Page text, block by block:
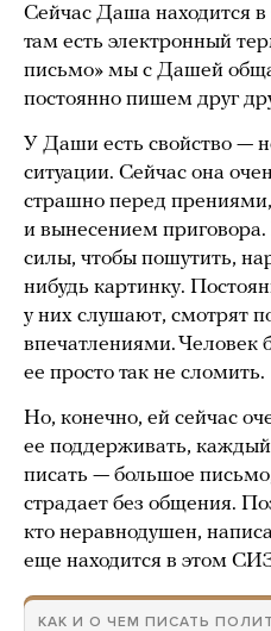
Сейчас Даша находится
там есть электронный
письмо» мы с Дашей
постоянно пишем друг
У Даши есть свойство —
ситуации. Сейчас она
страшно перед
и вынесением
силы, чтобы пошутить,
нибудь картинку.
у них слушают, смотрят
впечатлениями. Человек
ее просто так не сломить.
Но, конечно, ей сейчас
ее поддерживать,
писать — большое
страдает без общения.
кто неравнодушен,
еще находится в этом
КАК И О ЧЕМ ПИСАТЬ